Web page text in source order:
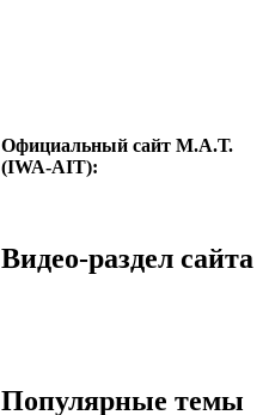
Официальный сайт М.А.Т.
(IWA-AIT):
Видео-раздел сайта
Популярные темы